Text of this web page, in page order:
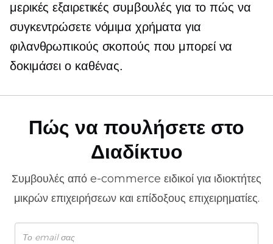
μερικές εξαιρετικές συμβουλές για το πώς να
συγκεντρώσετε νόμιμα χρήματα για
φιλανθρωπικούς σκοπούς που μπορεί να
δοκιμάσει ο καθένας.
Πώς να πουλήσετε στο
Διαδίκτυο
Συμβουλές από e-commerce ειδικοί για ιδιοκτήτες
μικρών επιχειρήσεων και επίδοξους επιχειρηματίες.